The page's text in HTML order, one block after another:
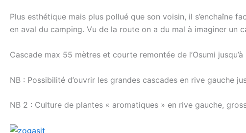
Plus esthétique mais plus pollué que son voisin, il s’enchaîne
en aval du camping. Vu de la route on a du mal à imaginer un
Cascade max 55 mètres et courte remontée de l’Osumi
NB : Possibilité d’ouvrir les grandes cascades en rive gauche
NB 2 : Culture de plantes « aromatiques » en rive gauche,